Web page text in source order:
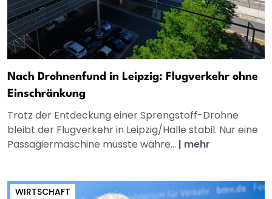
Nach Drohnenfund in Leipzig: Flugverkehr ohne
Einschränkung
Trotz der Entdeckung einer Sprengstoff-Drohne
bleibt der Flugverkehr in Leipzig/Halle stabil. Nur eine
Passagiermaschine musste währe... | mehr
WIRTSCHAFT